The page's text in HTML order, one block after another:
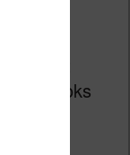
fait
ebooks